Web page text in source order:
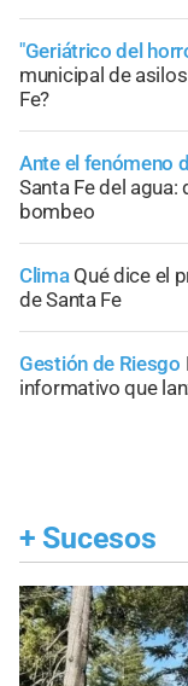
"Geriátrico del
municipal de
Fe?
Ante el fenómeno
Santa Fe del
bombeo
Clima Qué dice el
de Santa Fe
Gestión de Riesgo
informativo que
+ Sucesos